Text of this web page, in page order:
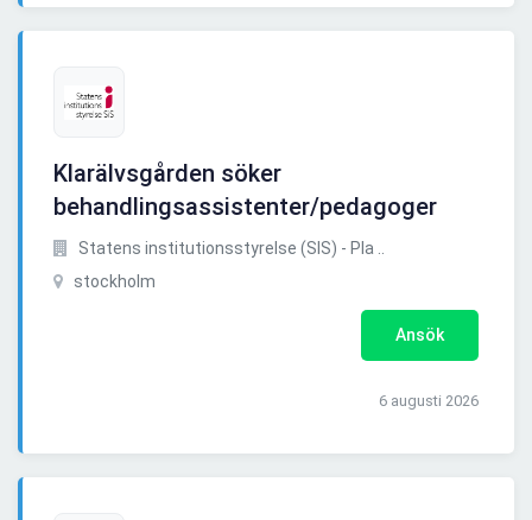
Klarälvsgården söker
behandlingsassistenter/pedagoger
Statens institutionsstyrelse (SIS) - Pla ..
stockholm
Ansök
6 augusti 2026